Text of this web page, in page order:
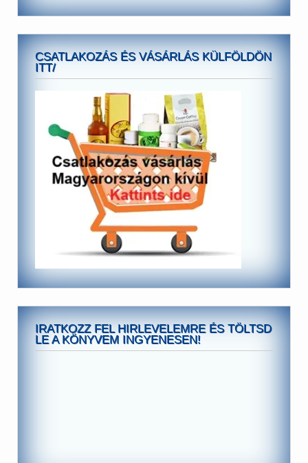
CSATLAKOZÁS ÉS VÁSÁRLÁS KÜLFÖLDÖN
ITT/
IRATKOZZ FEL HIRLEVELEMRE ÉS TÖLTSD
LE A KÖNYVEM INGYENESEN!